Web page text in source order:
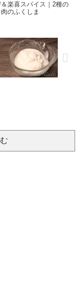
＆楽喜スパイス｜2種の
のふくしま